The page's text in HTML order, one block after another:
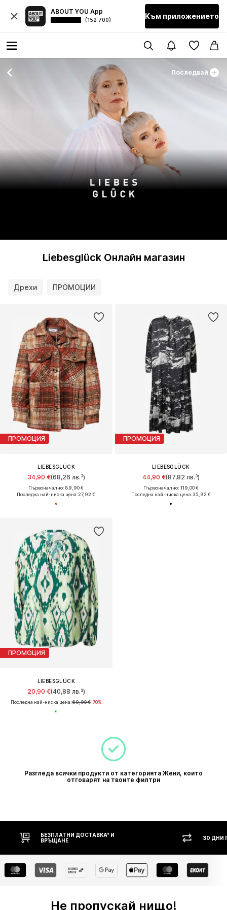
ABOUT YOU App
(152 700) Към приложението
Последвай
Liebesglück Онлайн магазин
Дрехи ПРОМОЦИИ
ПРОМОЦИЯ
LIEBESGLÜCK
34,90 €(68,26 лв.³)
Първоначално: 89,90 €
Последна най-ниска цена:27,92 €
ПРОМОЦИЯ
LIEBESGLÜCK
44,90 €(87,82 лв.³)
Първоначално: 119,00 €
Последна най-ниска цена:35,92 €
ПРОМОЦИЯ
LIEBESGLÜCK
20,90 €(40,88 лв.³)
Последна най-ниска цена:69,90 €-70%
Разгледа всички продукти от категорията Жени, които
отговарят на твоите филтри
БЕЗПЛАТНИ ДОСТАВКА* И
ВРЪЩАНЕ
30 ДНИ
Не пропускай нищо!